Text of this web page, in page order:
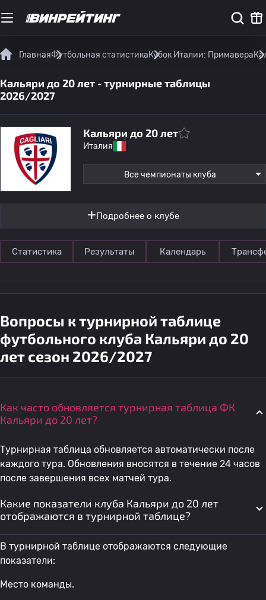
ГлавнаяФутбольная статистикаКубок Италии: Примавера
Кальяри до 20 лет - турнирные таблицы
2026/2027
Кальяри до 20 лет
Италия
Все чемпионаты клуба
Подробнее о клубе
Статистика Результаты Календарь
Вопросы к турнирной таблице
футбольного клуба Кальяри до 20
лет сезон 2026/2027
Как часто обновляется турнирная таблица ФК
Кальяри до 20 лет?
Турнирная таблица обновляется автоматически после
каждого тура. Обновления вносятся в течение 24 часов
после завершения всех матчей тура.
Какие показатели клуба Кальяри до 20 лет
отображаются в турнирной таблице?
В турнирной таблице отображаются следующие
показатели:
Место команды.